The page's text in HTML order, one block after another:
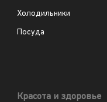
Холодильники
Посуда
Красота и здоровье